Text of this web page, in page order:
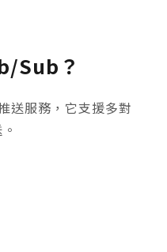
Sub？
送服務，它支援多對